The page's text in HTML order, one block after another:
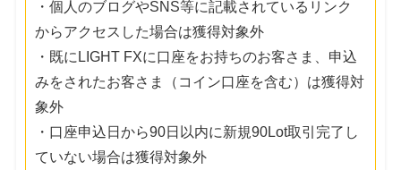
・個人のブログやSNS等に記載されているリンク
からアクセスした場合は獲得対象外
・既にLIGHT FXに口座をお持ちのお客さま、申込
みをされたお客さま（コイン口座を含む）は獲得対
象外
・口座申込日から90日以内に新規90Lot取引完了し
ていない場合は獲得対象外